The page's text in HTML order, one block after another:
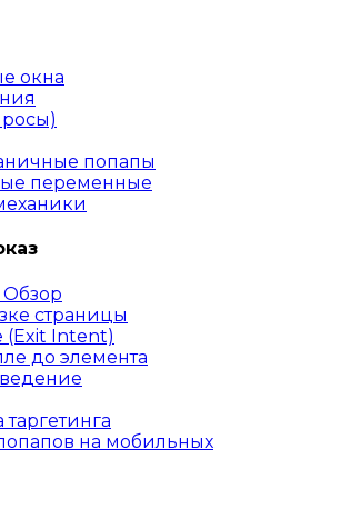
окна
попапы
переменные
Обзор
страницы
(Exit Intent)
до элемента
на мобильных